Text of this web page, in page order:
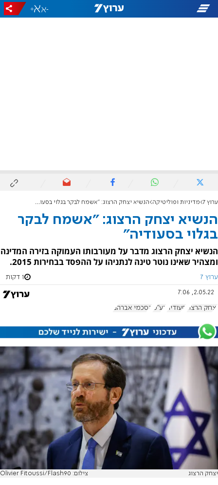
-
+
ערוץ 7 מדיניות ופוליטיקה הנשיא יצחק הרצוג: "אשמח לבקר בגלוי בסעודיה"
הנשיא יצחק הרצוג: "אשמח לבקר
בגלוי בסעודיה"
הנשיא יצחק הרצוג מדבר על מעורבותו העמוקה בזירה המדינה
ומצהיר שאינו נוטר טינה לנתניהו על ההפסד בבחירות 2015.
ערוץ 7 1 דקות
2.05.22, 7:06
יצחק הרצוג סעודיה רע"מ הסכמי אברהם
יצחק הרצוג צילום: Olivier Fitoussi/Flash90